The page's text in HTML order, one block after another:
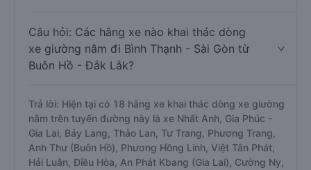
Câu hỏi: Các hãng xe nào khai thác dòng
xe giường nằm đi Bình Thạnh - Sài Gòn từ
Buôn Hồ - Đắk Lắk?
Trả lời: Hiện tại có 18 hãng xe khai thác dòng xe giường
nằm trên tuyến đường này là xe Nhất Anh, Gia Phúc -
Gia Lai, Bảy Lang, Thảo Lan, Tư Trang, Phương Trang,
Anh Thư (Buôn Hồ), Phương Hồng Linh, Việt Tân Phát,
Hải Luân, Điều Hòa, An Phát Kbang (Gia Lai), Cường Ny,